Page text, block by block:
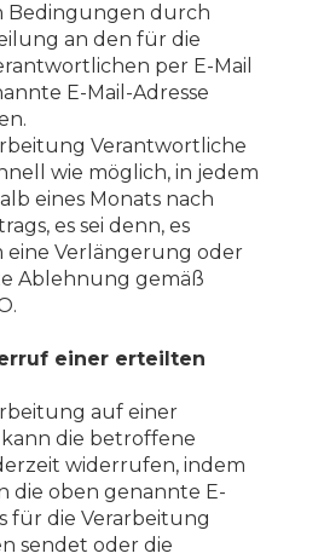
Bedingungen durch
an den für die
per E-Mail
E-Mail-Adresse
Verantwortliche
wie möglich, in jedem
eines Monats nach
es sei denn, es
eine Verlängerung oder
Ablehnung gemäß
einer erteilten
auf einer
die betroffene
widerrufen, indem
die oben genannte E-
für die Verarbeitung
sendet oder die